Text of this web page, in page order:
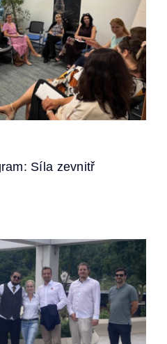
Síla zevnitř